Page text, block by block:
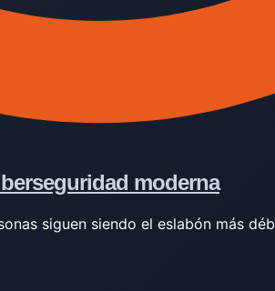
moderna
siguen siendo el eslabón más